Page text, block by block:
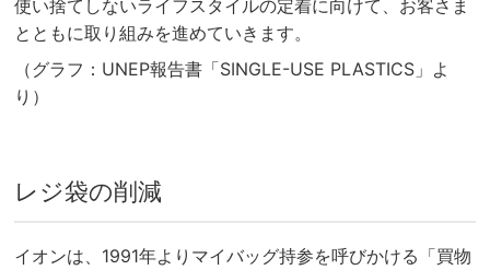
使い捨てしないライフスタイルの定着に向けて、お客さま
とともに取り組みを進めていきます。
（グラフ：UNEP報告書「SINGLE-USE PLASTICS」よ
り）
レジ袋の削減
イオンは、1991年よりマイバッグ持参を呼びかける「買物